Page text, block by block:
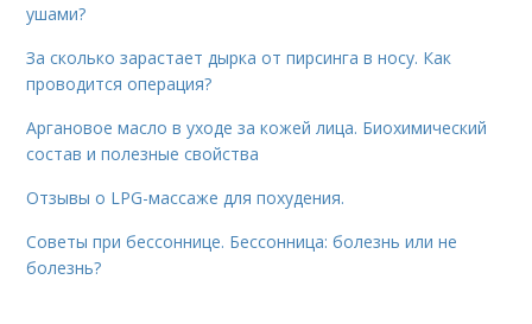
ушами?
За сколько зарастает дырка от пирсинга в носу. Как
проводится операция?
Аргановое масло в уходе за кожей лица. Биохимический
состав и полезные свойства
Отзывы о LPG-массаже для похудения.
Советы при бессоннице. Бессонница: болезнь или не
болезнь?